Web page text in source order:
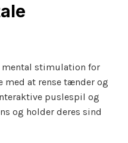
mental stimulation for
med at rense tænder og
puslespil og
og holder deres sind